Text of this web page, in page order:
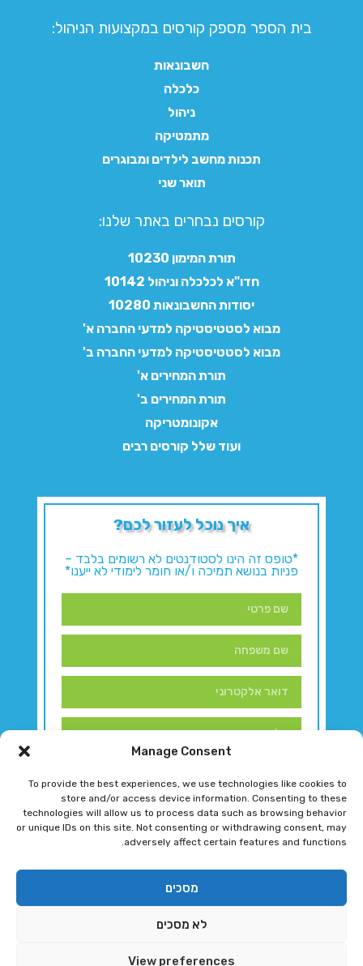
Manage Consent
To provide the best experiences, we use technologies like cookies to
store and/or access device information. Consenting to these
technologies will allow us to process data such as browsing behavior
or unique IDs on this site. Not consenting or withdrawing consent, may
adversely affect certain features and functions.
מסכים
לא מסכים
View preferences
בית הספר מספק קורסים במקצועות הניהול:
חשבונאות
כלכלה
ניהול
מתמטיקה
תכנות מחשב לילדים ומבוגרים
תואר שני
קורסים נבחרים באתר שלנו:​
תורת המימון 10230
חדו"א לכלכלה וניהול 10142
יסודות החשבונאות 10280
מבוא לסטטיסטיקה למדעי החברה א'
מבוא לסטטיסטיקה למדעי החברה ב'
תורת המחירים א'
תורת המחירים ב'
אקונומטריקה
ועוד שלל קורסים רבים
איך נוכל לעזור לכם?
*טופס זה הינו לסטודנטים לא רשומים בלבד –
פניות בנושא תמיכה ו/או חומר לימודי לא ייענו*